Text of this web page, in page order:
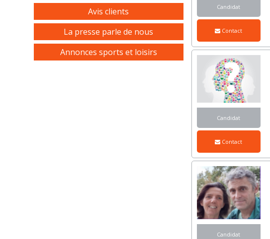
Candidat
Contact
Candidat
Contact
Candidat
Avis clients
La presse parle de nous
Annonces sports et loisirs